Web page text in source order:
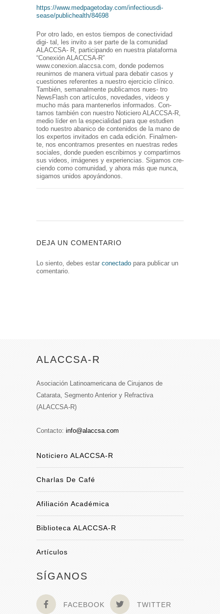
https://www.medpagetoday.com/infectiousdi-
sease/publichealth/84698
Por otro lado, en estos tiempos de conectividad
digi- tal, les invito a ser parte de la comunidad
ALACCSA- R, participando en nuestra plataforma
“Conexión ALACCSA-R”
www.conexion.alaccsa.com, donde podemos
reunirnos de manera virtual para debatir casos y
cuestiones referentes a nuestro ejercicio clínico.
También, semanalmente publicamos nues- tro
NewsFlash con artículos, novedades, videos y
mucho más para mantenerlos informados. Con-
tamos también con nuestro Noticiero ALACCSA-R,
medio líder en la especialidad para que estudien
todo nuestro abanico de contenidos de la mano de
los expertos invitados en cada edición. Finalmen-
te, nos encontramos presentes en nuestras redes
sociales, donde pueden escribirnos y compartirnos
sus videos, imágenes y experiencias. Sigamos cre-
ciendo como comunidad, y ahora más que nunca,
sigamos unidos apoyándonos.
DEJA UN COMENTARIO
Lo siento, debes estar conectado para publicar un
comentario.
ALACCSA-R
Asociación Latinoamericana de Cirujanos de
Catarata, Segmento Anterior y Refractiva
(ALACCSA-R)
Contacto: info@alaccsa.com
Noticiero ALACCSA-R
Charlas De Café
Afiliación Académica
Biblioteca ALACCSA-R
Artículos
SÍGANOS
FACEBOOK TWITTER